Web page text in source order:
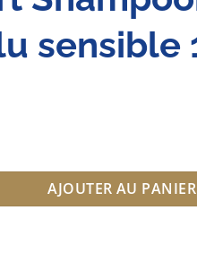
sensible
apaisant Cuir chevelu
AJOUTER AU PANIER